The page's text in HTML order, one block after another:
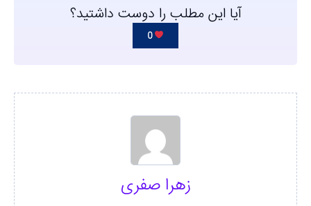
آیا این مطلب را دوست داشتید؟
0
زهرا صفری